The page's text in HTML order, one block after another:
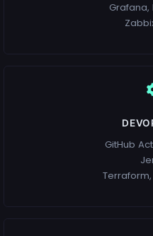
Grafana,
GitHub